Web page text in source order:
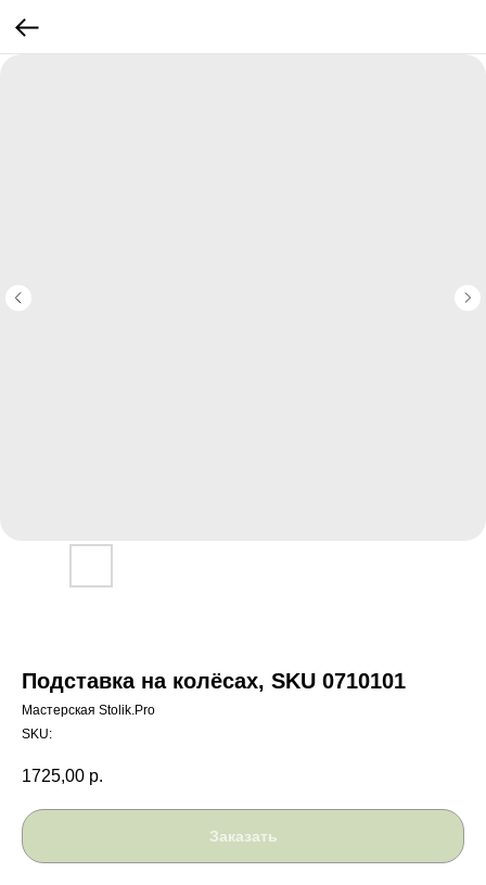
Подставка на колёсах, SKU 0710101
Мастерская Stolik.Pro
SKU:
1725,00 р.
Заказать